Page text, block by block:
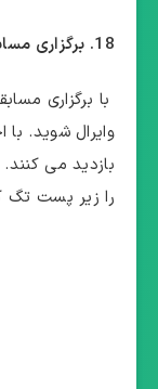
18. برگزاری مسابقات در اینستاگرام
با برگزاری
وایرال شوید.
بازدید می
را زیر پست تگ